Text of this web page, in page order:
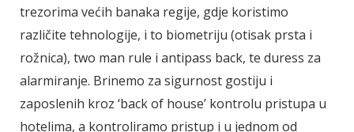
trezorima većih banaka regije, gdje koristimo
različite tehnologije, i to biometriju (otisak prsta i
rožnica), two man rule i antipass back, te duress za
alarmiranje. Brinemo za sigurnost gostiju i
zaposlenih kroz ‘back of house’ kontrolu pristupa u
hotelima, a kontroliramo pristup i u jednom od